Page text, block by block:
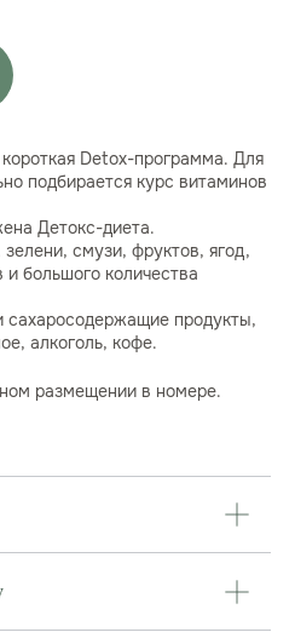
Detox-программа. Для
подбирается курс витаминов
Детокс-диета.
смузи, фруктов, ягод,
большого количества
сахаросодержащие продукты,
алкоголь, кофе.
размещении в номере.